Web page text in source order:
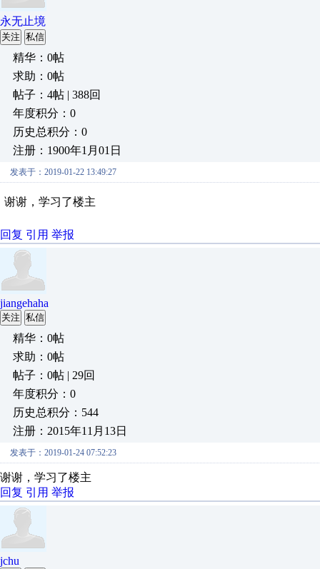
永无止境
关注 私信
精华：0帖
求助：0帖
帖子：4帖 | 388回
年度积分：0
历史总积分：0
注册：1900年1月01日
发表于：2019-01-22 13:49:27
谢谢，学习了楼主
回复 引用 举报
jiangehaha
关注 私信
精华：0帖
求助：0帖
帖子：0帖 | 29回
年度积分：0
历史总积分：544
注册：2015年11月13日
发表于：2019-01-24 07:52:23
谢谢，学习了楼主
回复 引用 举报
jchu